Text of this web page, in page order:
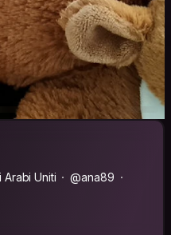
Arabi Uniti
@ana89